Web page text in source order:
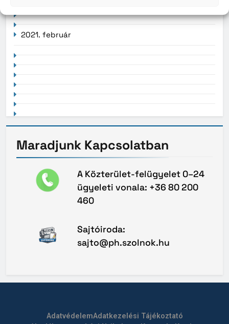
2021. február
Maradjunk Kapcsolatban
A Közterület-felügyelet 0–24
ügyeleti vonala: +36 80 200
460
Sajtóiroda:
sajto@ph.szolnok.hu
AdatvédelemAdatkezelési Tájékoztató